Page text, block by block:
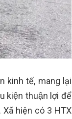
kinh tế, mang lại
kiện thuận lợi để
hiện có 3 HTX